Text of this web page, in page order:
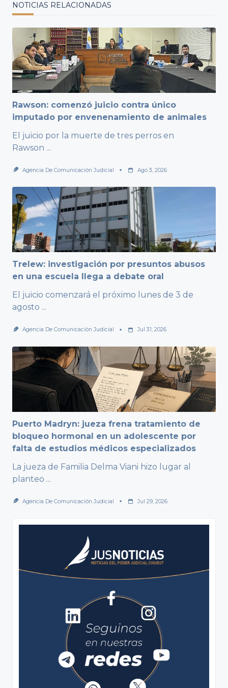
NOTICIAS RELACIONADAS
Rawson: comenzó juicio contra único
imputado por envenenamiento de animales
El juicio por la muerte de tres perros en
Rawson ...
Agencia De Comunicación Judicial Ago 3, 2026
Trelew: investigación por presuntos abusos
en una escuela llega a debate oral
El juicio comenzará el próximo lunes de 3 de
agosto ...
Agencia De Comunicación Judicial Jul 31, 2026
Puerto Madryn: jueza frena tratamiento de
bloqueo hormonal en un adolescente por
falta de estudios médicos especializados
La jueza de Familia Delma Viani hizo lugar al
planteo ...
Agencia De Comunicación Judicial Jul 29, 2026